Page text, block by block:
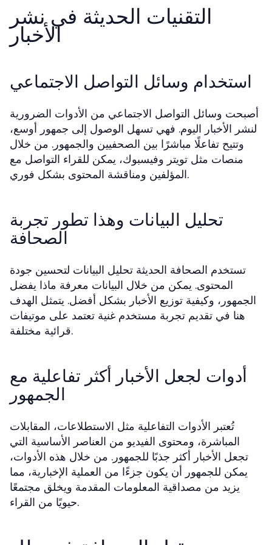
التقنيات الحديثة في نشر
الأخبار
استخدام وسائل التواصل الاجتماعي
أصبحت وسائل التواصل الاجتماعي من الأدوات الضرورية
لنشر الأخبار اليوم. فهي تسهل الوصول إلى جمهور أوسع،
وتتيح تفاعلًا مباشرًا بين الصحفيين والجمهور. من خلال
منصات مثل تويتر وفيسبوك، يمكن للقراء التواصل مع
المؤلفين ومناقشة المحتوى بشكل فوري.
تحليل البيانات وهذا تطور تجربة
الصحافة
تستخدم الصحافة الحديثة تحليل البيانات لتحسين جودة
المحتوى. يمكن من خلال البيانات معرفة ماذا يفضل
الجمهور، وكيفية توزيع الأخبار بشكل أفضل. يتمثل الهدف
هنا في تقديم تجربة مستخدم غنية تعتمد على موتيفات
قرائية مختلفة.
أدوات لجعل الأخبار أكثر تفاعلية مع
الجمهور
تُعتبر الأدوات التفاعلية مثل الاستطلاعات، المقابلات
المباشرة، ومحتوى الفيديو من العناصر الأساسية التي
تجعل الأخبار أكثر جذبًا للجمهور. من خلال هذه الأدوات،
يمكن للجمهور أن يكون جزءًا من العملية الإخبارية، مما
يزيد من مصداقية المعلومات المقدمة ويخلق مجتمعًا
حيويًا من القراء.